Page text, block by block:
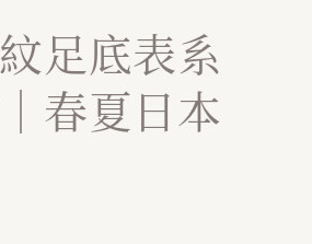
足底表系
春夏日本